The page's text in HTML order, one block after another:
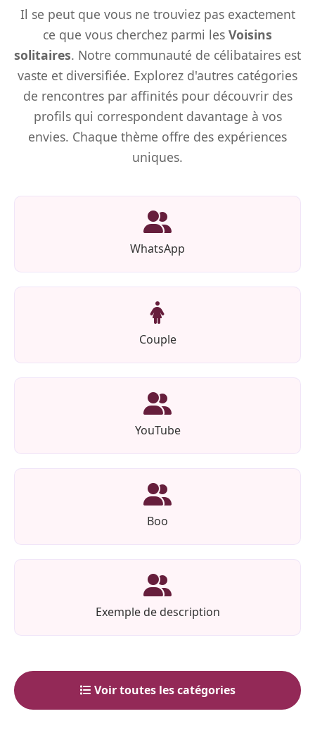
Il se peut que vous ne trouviez pas exactement
ce que vous cherchez parmi les Voisins
solitaires. Notre communauté de célibataires est
vaste et diversifiée. Explorez d'autres catégories
de rencontres par affinités pour découvrir des
profils qui correspondent davantage à vos
envies. Chaque thème offre des expériences
uniques.
WhatsApp
Couple
YouTube
Boo
Exemple de description
Voir toutes les catégories